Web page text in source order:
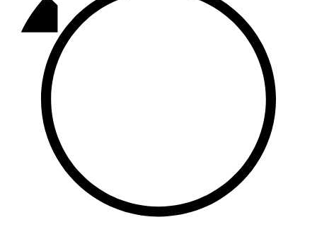
Базарлы матак
107,1 FM
Балык бистәсе
104,9 FM
Баулы
107,5 FM
Биләр